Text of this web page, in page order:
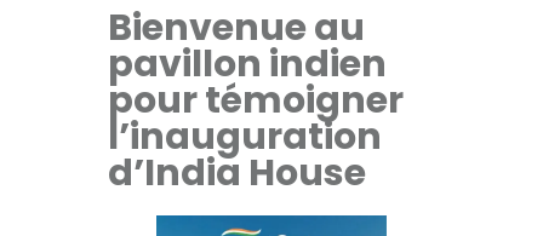
Bienvenue au
pavillon indien
pour témoigner
l’inauguration
d’India House